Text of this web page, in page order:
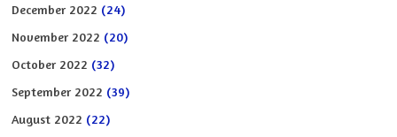
December 2022 (24)
November 2022 (20)
October 2022 (32)
September 2022 (39)
August 2022 (22)